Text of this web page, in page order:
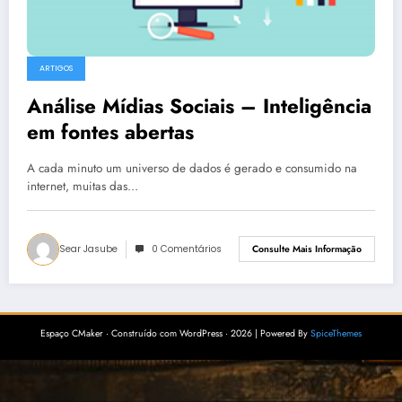
ARTIGOS
Análise Mídias Sociais – Inteligência
em fontes abertas
A cada minuto um universo de dados é gerado e consumido na
internet, muitas das…
Sear Jasube 0 Comentários Consulte Mais Informação
Espaço CMaker · Construído com WordPress · 2026 | Powered By SpiceThemes